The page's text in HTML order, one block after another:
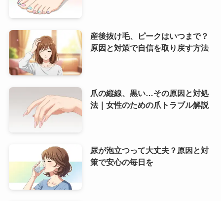
産後抜け毛、ピークはいつまで？
原因と対策で自信を取り戻す方法
爪の縦線、黒い…その原因と対処
法｜女性のための爪トラブル解説
尿が泡立つって大丈夫？原因と対
策で安心の毎日を